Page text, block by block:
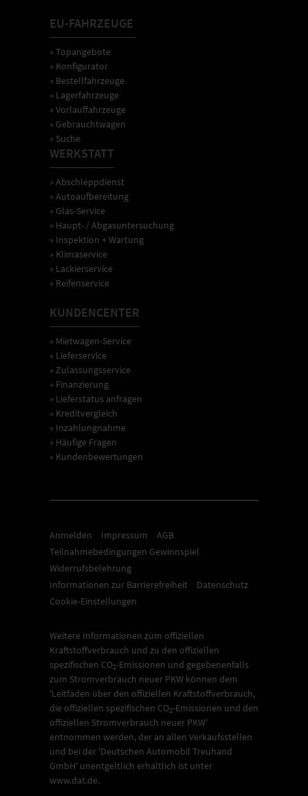
EU-FAHRZEUGE
» Topangebote
» Konfigurator
» Bestellfahrzeuge
» Lagerfahrzeuge
» Vorlauffahrzeuge
» Gebrauchtwagen
» Suche
WERKSTATT
» Abschleppdienst
» Autoaufbereitung
» Glas-Service
» Haupt- / Abgasuntersuchung
» Inspektion + Wartung
» Klimaservice
» Lackierservice
» Reifenservice
KUNDENCENTER
» Mietwagen-Service
» Lieferservice
» Zulassungsservice
» Finanzierung
» Lieferstatus anfragen
» Kreditvergleich
» Inzahlungnahme
» Häufige Fragen
» Kundenbewertungen
Anmelden Impressum
AGB
Teilnahmebedingungen Gewinnspiel
Widerrufsbelehrung
Informationen zur Barrierefreiheit
Datenschutz
Cookie-Einstellungen
Weitere Informationen zum offiziellen
Kraftstoffverbrauch und zu den offiziellen
spezifischen CO2-Emissionen und gegebenenfalls
zum Stromverbrauch neuer PKW können dem
'Leitfaden über den offiziellen Kraftstoffverbrauch,
die offiziellen spezifischen CO2-Emissionen und den
offiziellen Stromverbrauch neuer PKW'
entnommen werden, der an allen Verkaufsstellen
und bei der 'Deutschen Automobil Treuhand
GmbH' unentgeltlich erhältlich ist unter
www.dat.de.